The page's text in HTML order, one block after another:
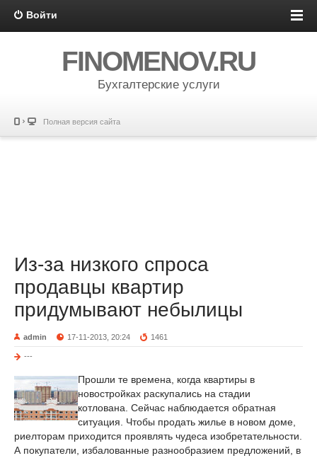
Войти
FINOMENOV.RU
Бухгалтерские услуги
Полная версия сайта
Из-за низкого спроса
продавцы квартир
придумывают небылицы
admin 17-11-2013, 20:24 1461
---
Прошли те времена, когда квартиры в
новостройках раскупались на стадии
котлована. Сейчас наблюдается обратная
ситуация. Чтобы продать жилье в новом доме,
риелторам приходится проявлять чудеса изобретательности.
А покупатели, избалованные разнообразием предложений, в